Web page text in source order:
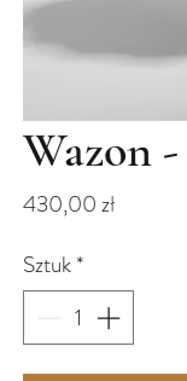
Wazon -
430,00 złCena
Sztuk *